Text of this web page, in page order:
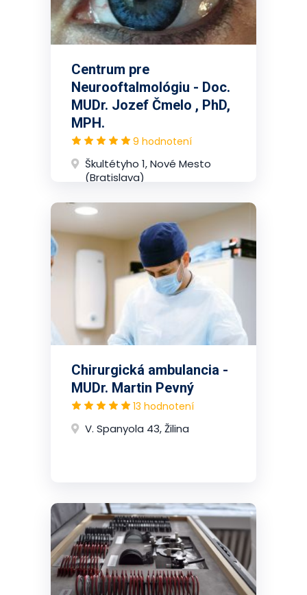
Centrum pre
Neurooftalmológiu - Doc.
MUDr. Jozef Čmelo , PhD,
MPH.
9 hodnotení
Škultétyho 1, Nové Mesto
(Bratislava)
Chirurgická ambulancia -
MUDr. Martin Pevný
13 hodnotení
V. Spanyola 43, Žilina